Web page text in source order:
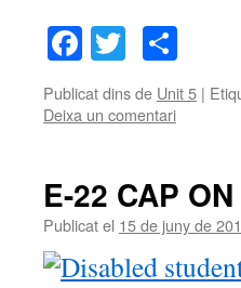
Facebook
Twitter
Publicat dins de Unit 5 |
Deixa un comentari
E-22 CAP
Publicat el 15 de juny de